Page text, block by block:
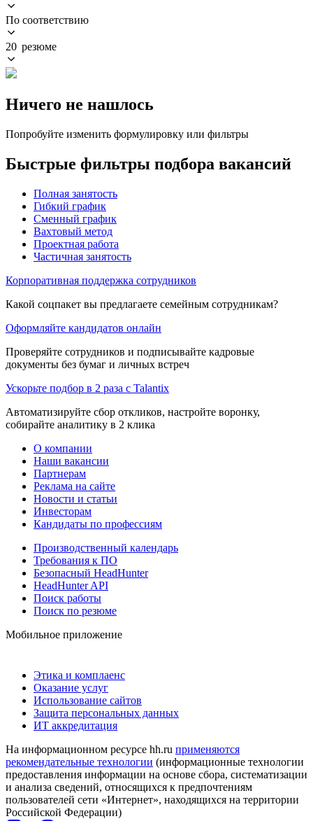
По соответствию
20 резюме
Ничего не нашлось
Попробуйте изменить формулировку или фильтры
Быстрые фильтры подбора вакансий
Полная занятость
Гибкий график
Сменный график
Вахтовый метод
Проектная работа
Частичная занятость
Корпоративная поддержка сотрудников
Какой соцпакет вы предлагаете семейным сотрудникам?
Оформляйте кандидатов онлайн
Проверяйте сотрудников и подписывайте кадровые
документы без бумаг и личных встреч
Ускорьте подбор в 2 раза с Talantix
Автоматизируйте сбор откликов, настройте воронку,
собирайте аналитику в 2 клика
О компании
Наши вакансии
Партнерам
Реклама на сайте
Новости и статьи
Инвесторам
Кандидаты по профессиям
Производственный календарь
Требования к ПО
Безопасный HeadHunter
HeadHunter API
Поиск работы
Поиск по резюме
Мобильное приложение
Этика и комплаенс
Оказание услуг
Использование сайтов
Защита персональных данных
ИТ аккредитация
На информационном ресурсе hh.ru применяются
рекомендательные технологии (информационные технологии
предоставления информации на основе сбора, систематизации
и анализа сведений, относящихся к предпочтениям
пользователей сети «Интернет», находящихся на территории
Российской Федерации)